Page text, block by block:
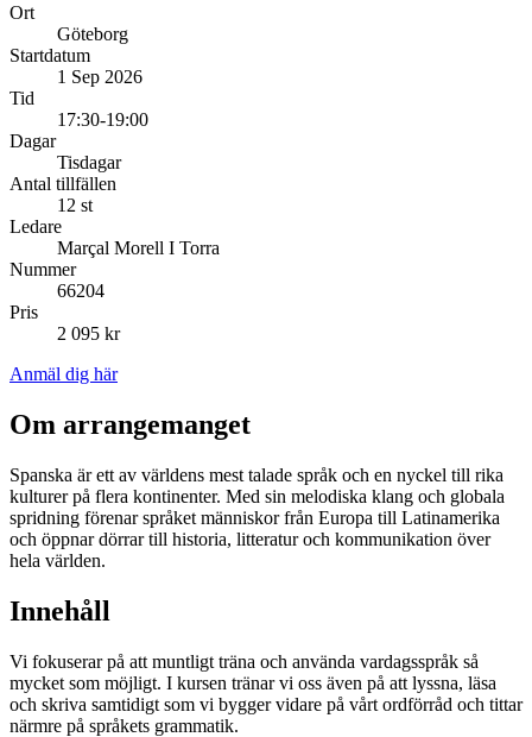
Ort
Göteborg
Startdatum
1 Sep 2026
Tid
17:30-19:00
Dagar
Tisdagar
Antal tillfällen
12 st
Ledare
Marçal Morell I Torra
Nummer
66204
Pris
2 095 kr
Anmäl dig här
Om arrangemanget
Spanska är ett av världens mest talade språk och en nyckel till rika
kulturer på flera kontinenter. Med sin melodiska klang och globala
spridning förenar språket människor från Europa till Latinamerika
och öppnar dörrar till historia, litteratur och kommunikation över
hela världen.
Innehåll
Vi fokuserar på att muntligt träna och använda vardagsspråk så
mycket som möjligt. I kursen tränar vi oss även på att lyssna, läsa
och skriva samtidigt som vi bygger vidare på vårt ordförråd och tittar
närmre på språkets grammatik.